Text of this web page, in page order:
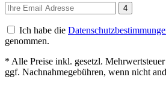
4
Ich habe die
genommen.
* Alle Preise inkl. gesetzl.
ggf. Nachnahmegebühren, wenn nicht